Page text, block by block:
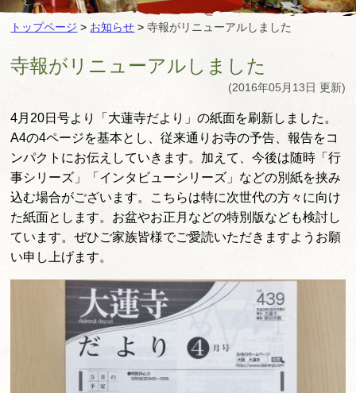
トップページ > お知らせ >寺報がリニューアルしました
寺報がリニューアルしました
(2016年05月13日 更新)
4月20日号より「大蓮寺だより」の紙面を刷新しました。
A4の4ページを基本とし、従来通りお寺の予告、報告をコ
ンパクトにお伝えしていきます。加えて、今後は随時「行
事シリーズ」「インタビューシリーズ」などの別紙を挟み
込む場合がございます。こちらは特に次世代の方々に向け
た紙面とします。お盆やお正月などの特別版なども検討し
ています。ぜひご家族皆様でご愛読いただきますようお願
い申し上げます。